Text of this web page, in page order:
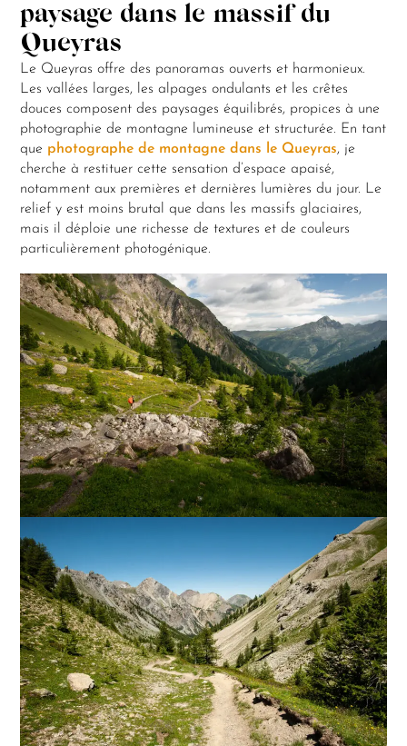
paysage dans le massif du
Queyras
Le Queyras offre des panoramas ouverts et harmonieux.
Les vallées larges, les alpages ondulants et les crêtes
douces composent des paysages équilibrés, propices à une
photographie de montagne lumineuse et structurée. En tant
que photographe de montagne dans le Queyras, je
cherche à restituer cette sensation d’espace apaisé,
notamment aux premières et dernières lumières du jour. Le
relief y est moins brutal que dans les massifs glaciaires,
mais il déploie une richesse de textures et de couleurs
particulièrement photogénique.